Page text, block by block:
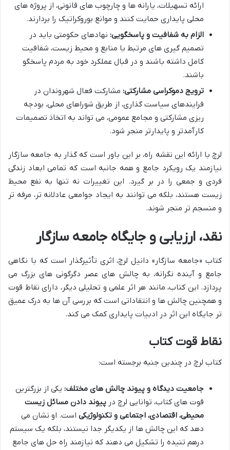
ارائه تسهیلات، یارانه ها و چارچوب های قانونی، از پروژه های
محلی پایداری حمایت کنند و موانع بوروکراتیک را بردارند.
الزام به شفافیت و پاسخگویی: نهادهای حکومتی باید در
تصمیم گیری های مرتبط با منابع و محیط زیست، شفافیت
کامل داشته باشند و در قبال عملکرد خود به مردم پاسخگو
باشند.
ترویج دموکراسی مشارکتی: مشارکت فعال شهروندان در
فرایندهای سیاست گذاری، از طریق شوراهای محلی، بودجه
ریزی مشارکتی و مجامع عمومی، می تواند به اتخاذ تصمیمات
کارآمدتر و پایدارتر منجر شود.
لرچ با ارائه این نقشه راه، بر این باور است که گذار به جامعه سازگار
نیازمند یک رویکرد جامع و همه جانبه است که تمامی ابعاد زندگی
فردی و جمعی را در بر گیرد. این تغییرات نه تنها به نفع محیط
زیست هستند، بلکه می توانند به ایجاد جوامعی عادلانه تر، مرفه تر
و منسجم تر منجر شوند.
نقد، ارزیابی و جایگاه جامعه سازگار
کتاب «جامعه سازگار» دانیل لرچ، اثری تأثیرگذار است که با نگاهی
جامع و آینده نگرانه، به چالش های عصر دگرگونی های بزرگ می
پردازد. این کتاب، مانند هر اثر علمی و تحلیلی دیگر، دارای نقاط قوت
و همچنین چالش ها و انتقاداتی است که بررسی آن ها به درک عمیق
تر جایگاه این اثر در ادبیات پایداری کمک می کند.
نقاط قوت کتاب
کتاب لرچ در چندین جنبه برجسته است:
جامعیت دیدگاه و پیوند چالش های مختلف: یکی از بزرگترین
قوت های کتاب، توانایی لرچ در پیوند دادن مسائل زیست
محیطی، اقتصادی، اجتماعی و تکنولوژیکی است. او نشان می
دهد که این چالش ها از یکدیگر جدا نیستند، بلکه یک سیستم
درهم تنیده را تشکیل می دهند که نیازمند راه حل های جامع